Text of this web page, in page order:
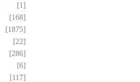
[1]
[168]
[1875]
[22]
[286]
[6]
[117]